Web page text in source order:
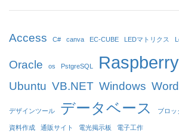
Access C# canva EC-CUBE LEDマトリクス
Oracle os PstgreSQL
Ubuntu VB.NET Windows
デザインツール データベース ブロッ
資料作成 通販サイト 電光掲示板 電子工作